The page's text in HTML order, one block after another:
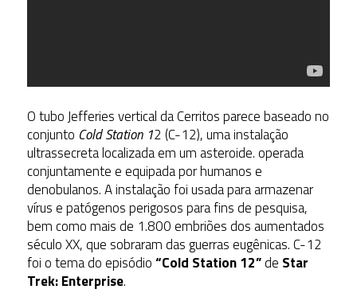
O tubo Jefferies vertical da Cerritos parece baseado no
conjunto Cold Station 12 (C-12), uma instalação
ultrassecreta localizada em um asteroide. operada
conjuntamente e equipada por humanos e
denobulanos. A instalação foi usada para armazenar
vírus e patógenos perigosos para fins de pesquisa,
bem como mais de 1.800 embriões dos aumentados
século XX, que sobraram das guerras eugênicas. C-12
foi o tema do episódio“Cold Station 12”de Star
Trek: Enterprise.